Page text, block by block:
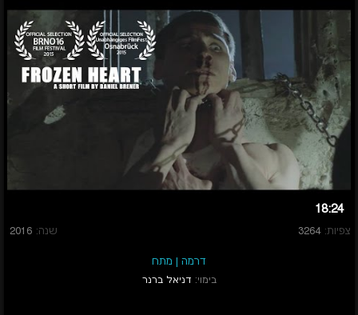
18:24
צפיות: 3264 שנה: 2016
דרמה | מתח
בימוי: דניאל ברנר